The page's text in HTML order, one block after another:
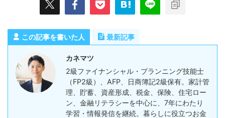
この記事を書いた人 最新記事
カネマツ
2級ファイナンシャル・プランニング技能士
（FP2級）、AFP、日商簿記2級保有。家計管
理、貯蓄、資産形成、税金、保険、住宅ロー
ン、金融リテラシーを中心に、7年にわたり
学習・情報発信を継続。暮らしに役立つお金